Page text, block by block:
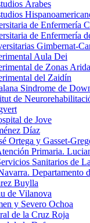
Árabes
de Enfermería
de Enfermería
Gimbernat-
Aula Dei
de Zonas
del Zaidín
Sindrome de
de
de Jove
Díaz
Ortega y Gasset-
Primaria.
Sanitarios de
Departamento
Buylla
de Vilanova
y Severo Ochoa
de la Cruz Roja